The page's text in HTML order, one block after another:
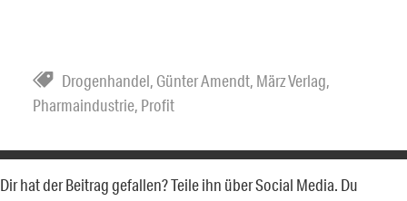
Drogenhandel, Günter Amendt, März Verlag,
Pharmaindustrie, Profit
Dir hat der Beitrag gefallen? Teile ihn über Social Media. Du